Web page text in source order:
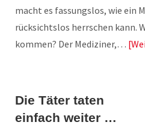
macht es fassungslos, wie ein
rücksichtslos herrschen kann.
kommen? Der Mediziner,…
Die Täter taten
einfach weiter …